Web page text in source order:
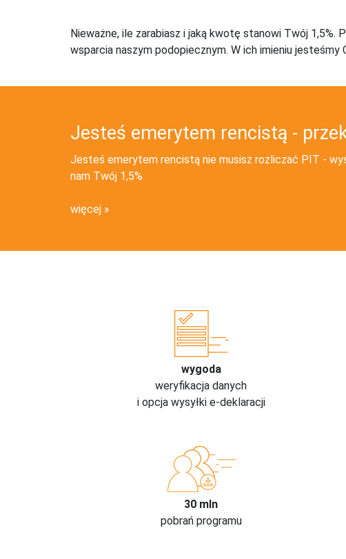
Nieważne, ile zarabiasz i jaką kwotę stanowi Twój 1,5%.
wsparcia naszym podopiecznym. W ich imieniu jesteśmy
Jesteś emerytem rencistą -
Jesteś emerytem rencistą nie musisz rozliczać PIT -
nam Twój 1,5%
więcej
wygoda
weryfikacja danych
i opcja wysyłki e-deklaracji
30 mln
pobrań programu